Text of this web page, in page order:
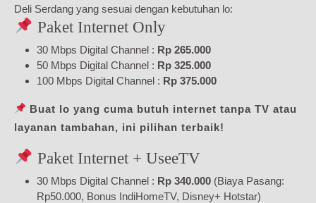
Deli Serdang yang sesuai dengan kebutuhan lo:
Paket Internet Only
30 Mbps Digital Channel : Rp 265.000
50 Mbps Digital Channel : Rp 325.000
100 Mbps Digital Channel : Rp 375.000
Buat lo yang cuma butuh internet tanpa TV atau
layanan tambahan, ini pilihan terbaik!
Paket Internet + UseeTV
30 Mbps Digital Channel : Rp 340.000 (Biaya Pasang:
Rp50.000, Bonus IndiHomeTV, Disney+ Hotstar)